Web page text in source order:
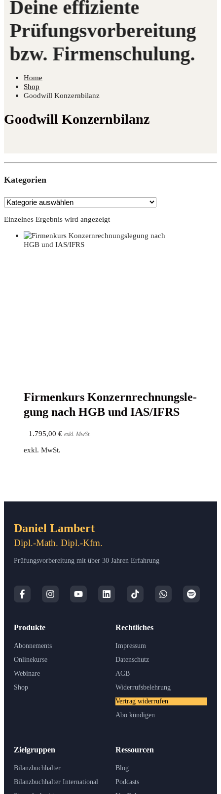
Home
Shop
Goodwill Konzernbilanz
Goodwill Konzernbilanz
Kate­go­rien
Einzelnes Ergebnis wird angezeigt
Fir­men­kurs Kon­zern­rech­nungs­le­
gung nach HGB und IAS/IFRS
1.795,00 € exkl. MwSt.
exkl. MwSt.
Daniel Lambert
Dipl.-Math. Dipl.-Kfm.
Prüfungsvorbereitung mit über 30 Jahren Erfahrung
Produkte
Abonnements
Onlinekurse
Webinare
Shop
Zielgruppen
Bilanzbuchhalter
Bilanzbuchhalter International
Ressourcen
Blog
Podcasts
Rechtliches
Impressum
Datenschutz
AGB
Widerrufsbelehrung
Vertrag widerrufen
Abo kündigen